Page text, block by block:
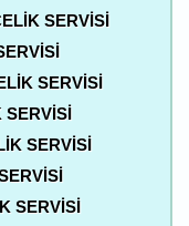
SERVISI
SERVISI
SERVISI
SERVISI
SERVISI